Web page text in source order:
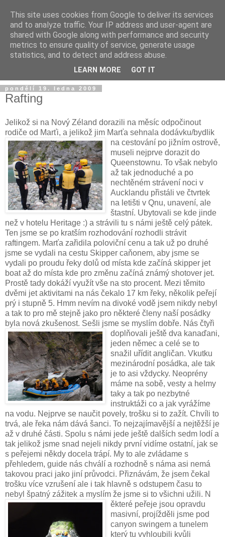
pondělí 19. ledna 2009
Rafting
Jelikož si na Nový Zéland dorazili na měsíc odpočinout
rodiče od Marťi, a jelikož jim Marťa sehnala dodávku/bydlik
na cestování po jižním ostrově,
museli nejprve dorazit do
Queenstownu. To však nebylo
až tak jednoduché a po
nechtěném strávení noci v
Aucklandu přistáli ve čtvrtek
na letišti v Qnu, unavení, ale
štastní. Ubytovali se kde jinde
než v hotelu Heritage :) a strávili tu s námi ještě celý pátek.
Ten jsme se po kratším rozhodování rozhodli strávit
raftingem. Marťa zařidila poloviční cenu a tak už po druhé
jsme se vydali na cestu Skipper caňonem, aby jsme se
vydali po proudu řeky dolů od místa kde začíná skipper jet
boat až do místa kde pro změnu začíná známý shotover jet.
Prostě tady dokáží využít vše na sto procent. Mezi těmito
dvěmi jet aktivitami na nás čekalo 17 km řeky, několik peřejí
prý i stupně 5. Hmm nevím na divoké vodě jsem nikdy nebyl
a tak to pro mě stejně jako pro některé členy naší posádky
byla nová zkušenost. Sešli jsme se myslím dobře. Nás čtyři
doplňovali ještě dva kanaďani,
jeden němec a celé se to
snažil uřídit angličan. Vkutku
mezinárodní posádka, ale tak
je to asi vždycky. Neoprény
máme na sobě, vesty a helmy
taky a tak po nezbytné
instruktáži co a jak vyrážíme
na vodu. Nejprve se naučit povely, trošku si to zažít. Chvíli to
trvá, ale řeka nám dává šanci. To nejzajímavější a nejtěžší je
až v druhé části. Spolu s námi jede ještě dalších sedm lodí a
tak jelikož jsme snad nejeli nikdy první vidíme ostatní, jak se
s peřejemi někdy docela trápí. My to ale zvládame s
přehledem, guide nás chválí a rozhodně s náma asi nemá
takovou praci jako jiní průvodci. Přiznávám, že jsem čekal
trošku více vzrušení ale i tak hlavně s odstupem času to
nebyl špatný zážitek a myslím že jsme si to všichni užili. N
ěkteré peřeje jsou opravdu
masivní, projížděli jsme pod
canyon swingem a tunelem
který tu vyhloubili kvůli
This site uses cookies from Google to deliver its services
and to analyze traffic. Your IP address and user-agent are
shared with Google along with performance and security
metrics to ensure quality of service, generate usage
statistics, and to detect and address abuse.
LEARN MORE GOT IT